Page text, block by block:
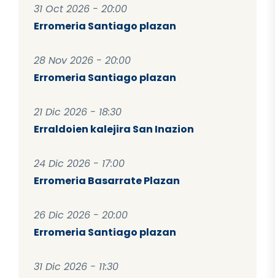
31 Oct 2026 - 20:00
Erromeria Santiago plazan
28 Nov 2026 - 20:00
Erromeria Santiago plazan
21 Dic 2026 - 18:30
Erraldoien kalejira San Inazion
24 Dic 2026 - 17:00
Erromeria Basarrate Plazan
26 Dic 2026 - 20:00
Erromeria Santiago plazan
31 Dic 2026 - 11:30